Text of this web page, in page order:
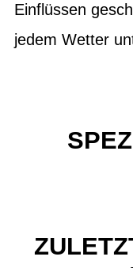
Einflüssen
jedem Wetter